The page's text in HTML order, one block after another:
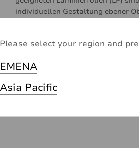
Please select your region and
EMENA
Asia Pacific
individuellen Gestaltung ebener
verschiedenste Oberflächen und